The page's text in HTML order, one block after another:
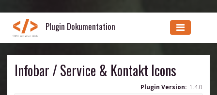
Plugin Dokumentation
Infobar / Service & Kontakt Icons
Plugin Version: 1.4.0